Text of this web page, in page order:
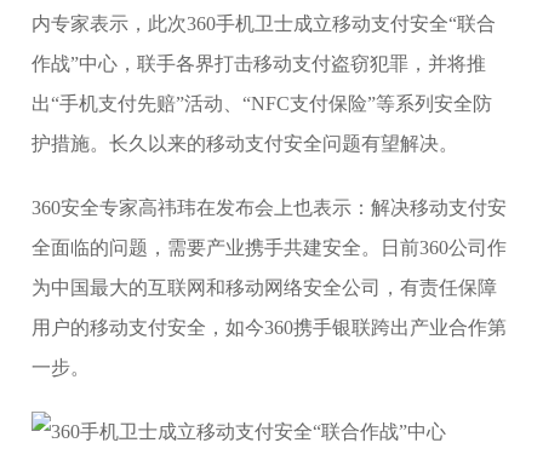
内专家表示，此次360手机卫士成立移动支付安全“联合
作战”中心，联手各界打击移动支付盗窃犯罪，并将推
出“手机支付先赔”活动、“NFC支付保险”等系列安全防
护措施。长久以来的移动支付安全问题有望解决。
360安全专家高祎玮在发布会上也表示：解决移动支付安
全面临的问题，需要产业携手共建安全。日前360公司作
为中国最大的互联网和移动网络安全公司，有责任保障
用户的移动支付安全，如今360携手银联跨出产业合作第
一步。